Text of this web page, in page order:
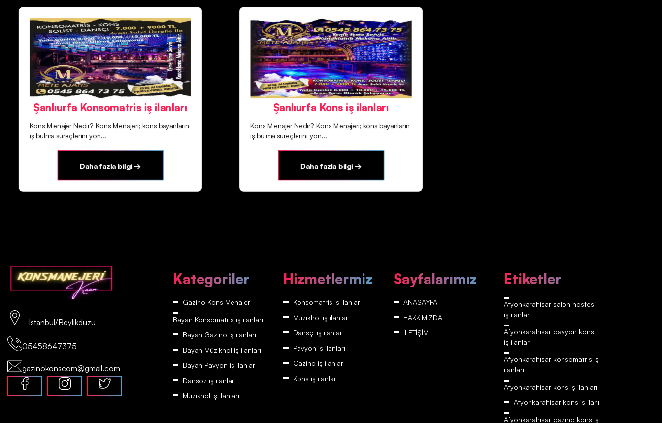
Şanlıurfa Konsomatris iş ilanları
Kons Menajer Nedir? Kons Menajeri; kons bayanların
iş bulma süreçlerini yön...
Daha fazla bilgi →
Şanlıurfa Kons iş ilanları
Kons Menajer Nedir? Kons Menajeri; kons bayanların
iş bulma süreçlerini yön...
Daha fazla bilgi →
İstanbul/Beylikdüzü
05458647375
gazinokonscom@gmail.com
Kategoriler
Gazino Kons Menajeri
Bayan Konsomatris iş ilanları
Bayan Gazino iş ilanları
Bayan Müzikhol iş ilanları
Bayan Pavyon iş ilanları
Dansöz iş ilanları
Müzikhol iş ilanları
Hizmetlermiz
Konsomatris iş ilanları
Müzikhol iş ilanları
Dansçı iş ilanları
Pavyon iş ilanları
Gazino iş ilanları
Kons iş ilanları
Sayfalarımız
ANASAYFA
HAKKIMIZDA
İLETİŞİM
Etiketler
Afyonkarahisar‎‎‎‎ salon hostesi
iş ilanları
Afyonkarahisar‎‎‎‎ pavyon kons
iş ilanları
Afyonkarahisar‎‎‎‎ konsomatris iş
ilanları
Afyonkarahisar‎‎‎‎ kons iş ilanları
Afyonkarahisar‎‎‎‎ kons iş ilanı
Afyonkarahisar‎‎‎‎ gazino kons iş